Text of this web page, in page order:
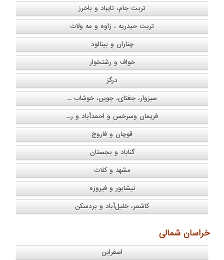
تربت جام، تایباد و باخرز
تربت حیدریه ، زاوه و مه ولات
چناران و بینالود
خواف و رشتخوار
درگز
سبزوار، جغتای، جوین، خوشاب ...
فریمان وسرخس و احمدآباد و ر...
قوچان و فاروج
گناباد و بجستان
مشهد و کلات
نیشابور و فیروزه
کاشمر، خلیل‌آباد و بردسکن
خراسان شمالی
اسفراین